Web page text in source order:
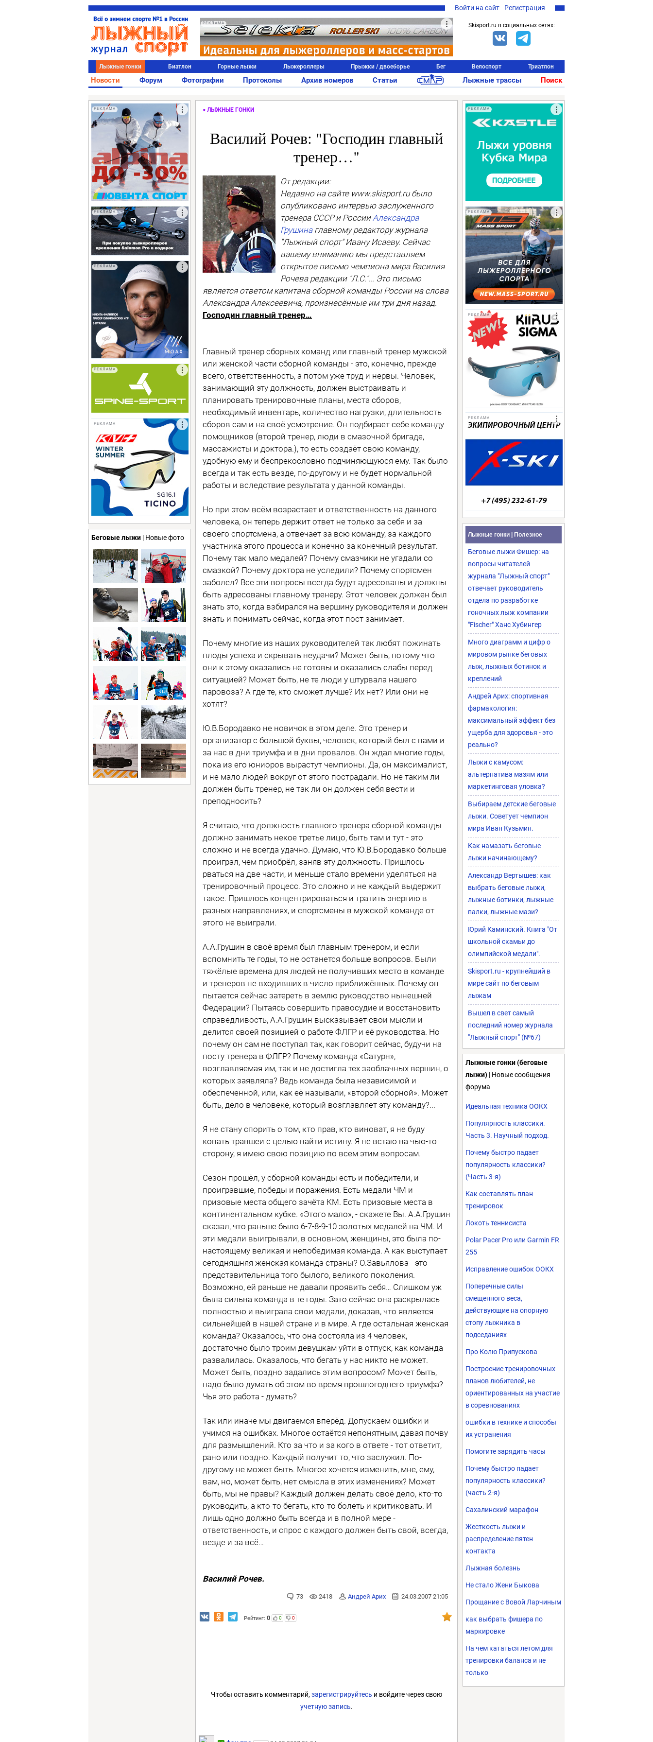
Войти на сайт Регистрация
РЕКЛАМА Skisport.ru в социальных сетях:
Лыжные гонки Биатлон Горные лыжи Лыжероллеры Прыжки / двоеборье Бег Велоспорт Триатлон
Новости Форум Фотографии Протоколы Архив номеров Статьи Лыжные трассы Поиск
РЕКЛАМА
РЕКЛАМА
РЕКЛАМА
РЕКЛАМА
РЕКЛАМА
Беговые лыжи | Новые фото
ЛЫЖНЫЕ ГОНКИ
Василий Рочев: "Господин главный
тренер…"
От редакции:
Недавно на сайте www.skisport.ru было
опубликовано интервью заслуженного
тренера СССР и России Александра
Грушинаглавному редактору журнала
"Лыжный спорт" Ивану Исаеву. Сейчас
вашему вниманию мы представляем
открытое письмо чемпиона мира Василия
Рочева редакции "Л.С."... Это письмо
является ответом капитана сборной команды России на слова
Александра Алексеевича, произнесённые им три дня назад.
Господин главный тренер…
Главный тренер сборных команд или главный тренер мужской
или женской части сборной команды - это, конечно, прежде
всего, ответственность, а потом уже труд и нервы. Человек,
занимающий эту должность, должен выстраивать и
планировать тренировочные планы, места сборов,
необходимый инвентарь, количество нагрузки, длительность
сборов сам и на своё усмотрение. Он подбирает себе команду
помощников (второй тренер, люди в смазочной бригаде,
массажисты и доктора.), то есть создаёт свою команду,
удобную ему и беспрекословно подчиняющуюся ему. Так было
всегда и так есть везде, по-другому и не будет нормальной
работы и вследствие результата у данной команды.
Но при этом всём возрастает и ответственность на данного
человека, он теперь держит ответ не только за себя и за
своего спортсмена, а отвечает за всю команду, за каждого
участника этого процесса и конечно за конечный результат.
Почему так мало медалей? Почему смазчики не угадали со
смазкой? Почему доктора не уследили? Почему спортсмен
заболел? Все эти вопросы всегда будут адресованы и должны
быть адресованы главному тренеру. Этот человек должен был
знать это, когда взбирался на вершину руководителя и должен
знать и понимать сейчас, когда этот пост занимает.
Почему многие из наших руководителей так любят пожинать
плоды успеха и скрывать неудачи? Может быть, потому что
они к этому оказались не готовы и оказались слабы перед
ситуацией? Может быть, не те люди у штурвала нашего
паровоза? А где те, кто сможет лучше? Их нет? Или они не
хотят?
Ю.В.Бородавко не новичок в этом деле. Это тренер и
организатор с большой буквы, человек, который был с нами и
за нас в дни триумфа и в дни провалов. Он ждал многие годы,
пока из его юниоров вырастут чемпионы. Да, он максималист,
и не мало людей вокруг от этого пострадали. Но не таким ли
должен быть тренер, не так ли он должен себя вести и
преподносить?
Я считаю, что должность главного тренера сборной команды
должно занимать некое третье лицо, быть там и тут - это
сложно и не всегда удачно. Думаю, что Ю.В.Бородавко больше
проиграл, чем приобрёл, заняв эту должность. Пришлось
рваться на две части, и меньше стало времени уделяться на
тренировочный процесс. Это сложно и не каждый выдержит
такое. Пришлось концентрироваться и тратить энергию в
разных направлениях, и спортсмены в мужской команде от
этого не выиграли.
А.А.Грушин в своё время был главным тренером, и если
вспомнить те годы, то не останется больше вопросов. Были
тяжёлые времена для людей не получивших место в команде
и тренеров не входивших в число приближённых. Почему он
пытается сейчас затереть в землю руководство нынешней
Федерации? Пытаясь совершить правосудие и восстановить
справедливость, А.А.Грушин высказывает свои мысли и
делится своей позицией о работе ФЛГР и её руководства. Но
почему он сам не поступал так, как говорит сейчас, будучи на
посту тренера в ФЛГР? Почему команда «Сатурн»,
возглавляемая им, так и не достигла тех заоблачных вершин, о
которых заявляла? Ведь команда была независимой и
обеспеченной, или, как её называли, «второй сборной». Может
быть, дело в человеке, который возглавляет эту команду?...
Я не стану спорить о том, кто прав, кто виноват, я не буду
копать траншеи с целью найти истину. Я не встаю на чью-то
сторону, я имею свою позицию по всем этим вопросам.
Сезон прошёл, у сборной команды есть и победители, и
проигравшие, победы и поражения. Есть медали ЧМ и
призовые места общего зачёта КМ. Есть призовые места в
континентальном кубке. «Этого мало», - скажете Вы. А.А.Грушин
сказал, что раньше было 6-7-8-9-10 золотых медалей на ЧМ. И
эти медали выигрывали, в основном, женщины, это была по-
настоящему великая и непобедимая команда. А как выступает
сегодняшняя женская команда страны? О.Завьялова - это
представительница того былого, великого поколения.
Возможно, ей раньше не давали проявить себя… Слишком уж
была сильна команда в те годы. Зато сейчас она раскрылась
полностью и выиграла свои медали, доказав, что является
сильнейшей в нашей стране и в мире. А где остальная женская
команда? Оказалось, что она состояла из 4 человек,
достаточно было троим девушкам уйти в отпуск, как команда
развалилась. Оказалось, что бегать у нас никто не может.
Может быть, поздно задались этим вопросом? Может быть,
надо было думать об этом во время прошлогоднего триумфа?
Чья это работа - думать?
Так или иначе мы двигаемся вперёд. Допускаем ошибки и
учимся на ошибках. Многое остаётся непонятным, давая почву
для размышлений. Кто за что и за кого в ответе - тот ответит,
рано или поздно. Каждый получит то, что заслужил. По-
другому не может быть. Многое хочется изменить, мне, ему,
вам, но, может быть, нет смысла в этих изменениях? Может
быть, мы не правы? Каждый должен делать своё дело, кто-то
руководить, а кто-то бегать, кто-то болеть и критиковать. И
лишь одно должно быть всегда и в полной мере -
ответственность, и спрос с каждого должен быть свой, всегда,
везде и за всё…
Василий Рочев.
73 2418 Андрей Арих 24.03.2007 21:05
Рейтинг: 0 0 0
Чтобы оставить комментарий, зарегистрируйтесь и войдите через свою
учетную запись.
РЕКЛАМА
РЕКЛАМА
РЕКЛАМА
РЕКЛАМА
Лыжные гонки | Полезное
Беговые лыжи Фишер: на
вопросы читателей
журнала "Лыжный спорт"
отвечает руководитель
отдела по разработке
гоночных лыж компании
"Fischer" Ханс Хубингер
Много диаграмм и цифр о
мировом рынке беговых
лыж, лыжных ботинок и
креплений
Андрей Арих: спортивная
фармакология:
максимальный эффект без
ущерба для здоровья - это
реально?
Лыжи с камусом:
альтернатива мазям или
маркетинговая уловка?
Выбираем детские беговые
лыжи. Советует чемпион
мира Иван Кузьмин.
Как намазать беговые
лыжи начинающему?
Александр Вертышев: как
выбрать беговые лыжи,
лыжные ботинки, лыжные
палки, лыжные мази?
Юрий Каминский. Книга "От
школьной скамьи до
олимпийской медали".
Skisport.ru - крупнейший в
мире сайт по беговым
лыжам
Вышел в свет самый
последний номер журнала
"Лыжный спорт" (№67)
Лыжные гонки (беговые
лыжи) | Новые сообщения
форума
Идеальная техника ООКХ
Популярность классики.
Часть 3. Научный подход.
Почему быстро падает
популярность классики?
(Часть 3-я)
Как составлять план
тренировок
Локоть теннисиста
Polar Pacer Pro или Garmin FR
255
Исправление ошибок ООКХ
Поперечные силы
смещенного веса,
действующие на опорную
стопу лыжника в
подседаниях
Про Колю Припускова
Построение тренировочных
планов любителей, не
ориентированных на участие
в соревнованиях
ошибки в технике и способы
их устранения
Помогите зарядить часы
Почему быстро падает
популярность классики?
(часть 2-я)
Сахалинский марафон
Жесткость лыжи и
распределение пятен
контакта
Лыжная болезнь
Не стало Жени Быкова
Прощание с Вовой Ларчиным
как выбрать фишера по
маркировке
На чем кататься летом для
тренировки баланса и не
только